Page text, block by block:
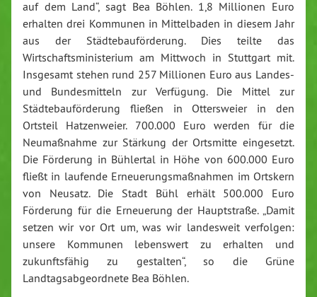
auf dem Land“, sagt Bea Böhlen. 1,8 Millionen Euro
erhalten drei Kommunen in Mittelbaden in diesem Jahr
aus der Städtebauförderung. Dies teilte das
Wirtschaftsministerium am Mittwoch in Stuttgart mit.
Insgesamt stehen rund 257 Millionen Euro aus Landes-
und Bundesmitteln zur Verfügung. Die Mittel zur
Städtebauförderung fließen in Ottersweier in den
Ortsteil Hatzenweier. 700.000 Euro werden für die
Neumaßnahme zur Stärkung der Ortsmitte eingesetzt.
Die Förderung in Bühlertal in Höhe von 600.000 Euro
fließt in laufende Erneuerungsmaßnahmen im Ortskern
von Neusatz. Die Stadt Bühl erhält 500.000 Euro
Förderung für die Erneuerung der Hauptstraße. „Damit
setzen wir vor Ort um, was wir landesweit verfolgen:
unsere Kommunen lebenswert zu erhalten und
zukunftsfähig zu gestalten“, so die Grüne
Landtagsabgeordnete Bea Böhlen.